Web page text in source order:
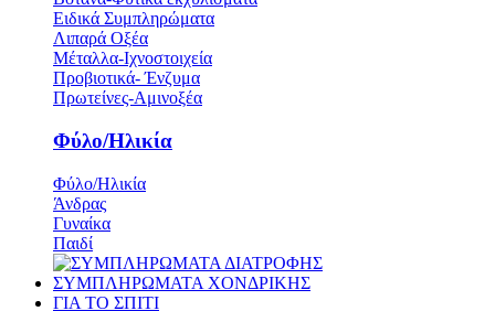
Ειδικά Συμπληρώματα
Λιπαρά Οξέα
Μέταλλα-Ιχνοστοιχεία
Προβιοτικά- Ένζυμα
Πρωτείνες-Αμινοξέα
Φύλο/Ηλικία
Φύλο/Ηλικία
Άνδρας
Γυναίκα
Παιδί
ΣΥΜΠΛΗΡΩΜΑΤΑ ΧΟΝΔΡΙΚΗΣ
ΓΙΑ ΤΟ ΣΠΙΤΙ